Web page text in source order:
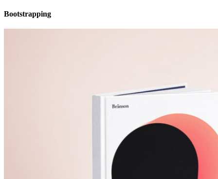
Bootstrapping